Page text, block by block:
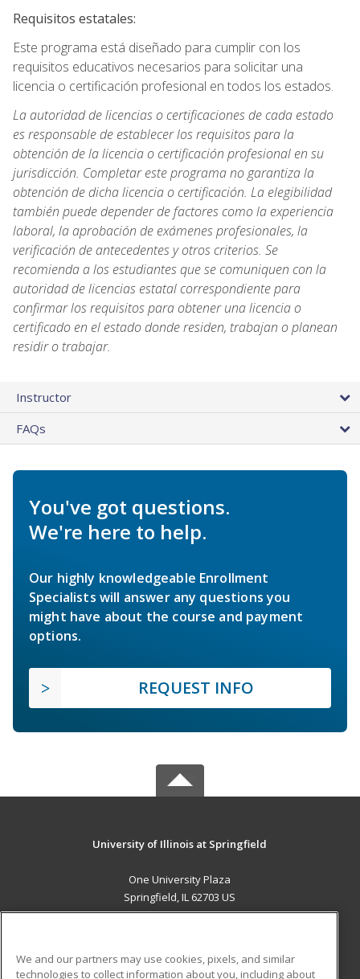
Requisitos estatales:
Este programa está diseñado para cumplir con los
requisitos educativos necesarios para solicitar una
licencia o certificación profesional en todos los estados.
La autoridad de licencias o certificaciones de cada estado
es responsable de establecer los requisitos para la
obtención de la licencia o certificación profesional en su
jurisdicción. Completar este programa no garantiza la
obtención de dicha licencia o certificación. La elegibilidad
también puede depender de factores como la experiencia
laboral, la aprobación de exámenes profesionales, la
verificación de antecedentes y otros criterios. Se
recomienda a los estudiantes que se comuniquen con la
autoridad de licencias estatal correspondiente para
confirmar los requisitos para obtener una licencia o
certificado en el estado donde residen, trabajan o planean
residir o trabajar.
Instructor
FAQs
You've got questions.
We're here to help.
Our highly knowledgeable Enrollment
Specialists will answer any questions you
might have about the course and payment
options.
REQUEST INFO
University of Illinois at Springfield
One University Plaza
Springfield, IL 62703 US
We and our partners may use cookies, pixels, and similar
technologies to collect information about you, including about